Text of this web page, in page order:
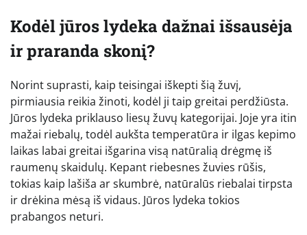
Kodėl jūros lydeka dažnai išsausėja
ir praranda skonį?
Norint suprasti, kaip teisingai iškepti šią žuvį,
pirmiausia reikia žinoti, kodėl ji taip greitai perdžiūsta.
Jūros lydeka priklauso liesų žuvų kategorijai. Joje yra itin
mažai riebalų, todėl aukšta temperatūra ir ilgas kepimo
laikas labai greitai išgarina visą natūralią drėgmę iš
raumenų skaidulų. Kepant riebesnes žuvies rūšis,
tokias kaip lašiša ar skumbrė, natūralūs riebalai tirpsta
ir drėkina mėsą iš vidaus. Jūros lydeka tokios
prabangos neturi.